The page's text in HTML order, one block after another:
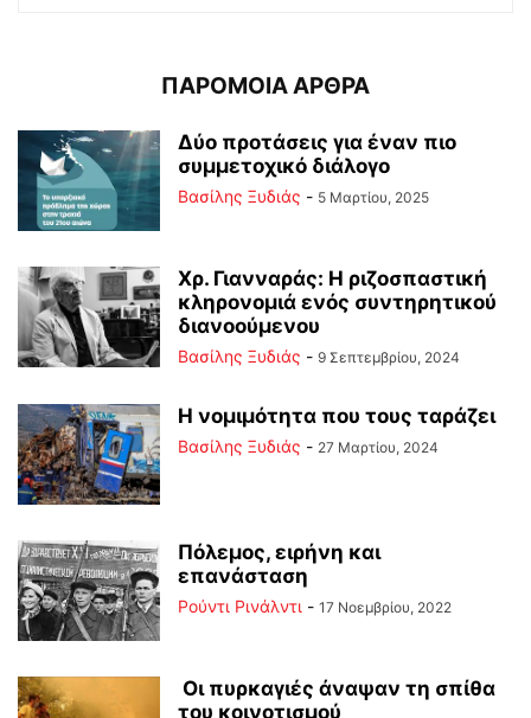
ΠΑΡΟΜΟΙΑ ΑΡΘΡΑ
Δύο προτάσεις για έναν πιο
συμμετοχικό διάλογο
Βασίλης Ξυδιάς - 5 Μαρτίου, 2025
Χρ. Γιανναράς: Η ριζοσπαστική
κληρονομιά ενός συντηρητικού
διανοούμενου
Βασίλης Ξυδιάς - 9 Σεπτεμβρίου, 2024
Η νομιμότητα που τους ταράζει
Βασίλης Ξυδιάς - 27 Μαρτίου, 2024
Πόλεμος, ειρήνη και
επανάσταση
Ρούντι Ρινάλντι - 17 Νοεμβρίου, 2022
Οι πυρκαγιές άναψαν τη σπίθα
του κοινοτισμού